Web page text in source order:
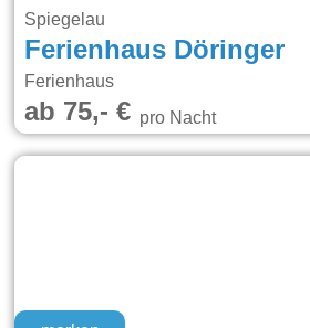
Spiegelau
Ferienhaus Döringer
Ferienhaus
ab 75,- €pro Nacht